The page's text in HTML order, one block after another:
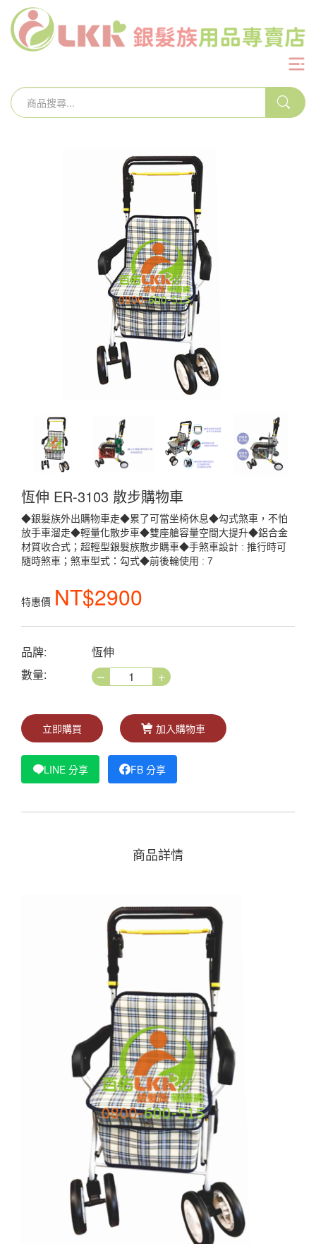
恆伸 ER-3103 散步購物車
◆銀髮族外出購物車走◆累了可當坐椅休息◆勾式煞車，不怕
放手車溜走◆輕量化散步車◆雙座艙容量空間大提升◆鋁合金
材質收合式；超輕型銀髮族散步購車◆手煞車設計 : 推行時可
隨時煞車；煞車型式：勾式◆前後輪使用 : 7
特惠價 NT$2900
品牌:
恆伸
數量:
– +
立即購買 加入購物車
LINE 分享 FB 分享
商品詳情